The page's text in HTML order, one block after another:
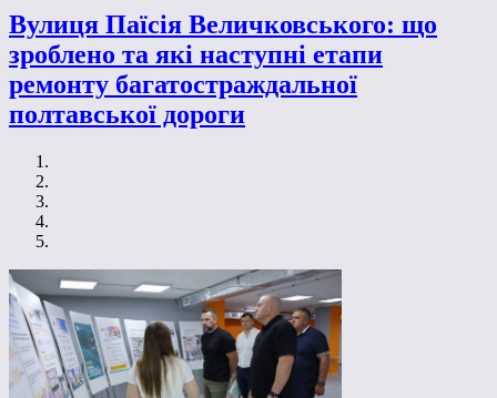
Вулиця Паїсія Величковського: що
зроблено та які наступні етапи
ремонту багатостраждальної
полтавської дороги